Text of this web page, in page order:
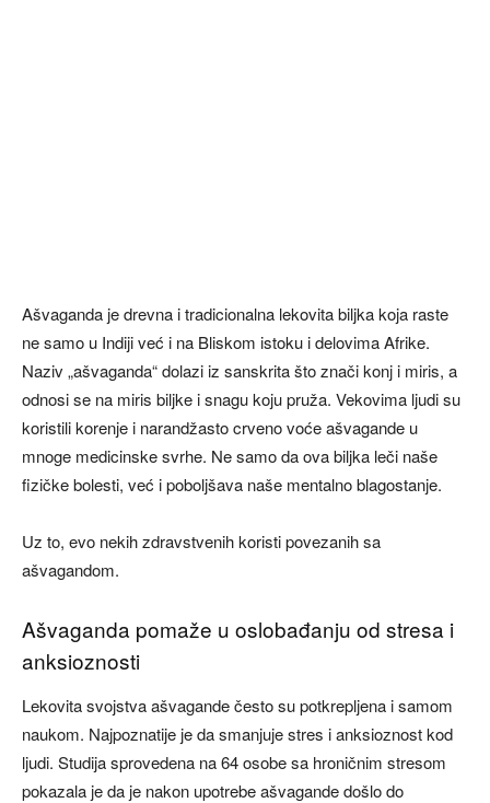
Ašvaganda je drevna i tradicionalna lekovita biljka koja raste
ne samo u Indiji već i na Bliskom istoku i delovima Afrike.
Naziv „ašvaganda“ dolazi iz sanskrita što znači konj i miris, a
odnosi se na miris biljke i snagu koju pruža. Vekovima ljudi su
koristili korenje i narandžasto crveno voće ašvagande u
mnoge medicinske svrhe. Ne samo da ova biljka leči naše
fizičke bolesti, već i poboljšava naše mentalno blagostanje.
Uz to, evo nekih zdravstvenih koristi povezanih sa
ašvagandom.
Ašvaganda pomaže u oslobađanju od stresa i
anksioznosti
Lekovita svojstva ašvagande često su potkrepljena i samom
naukom. Najpoznatije je da smanjuje stres i anksioznost kod
ljudi. Studija sprovedena na 64 osobe sa hroničnim stresom
pokazala je da je nakon upotrebe ašvagande došlo do